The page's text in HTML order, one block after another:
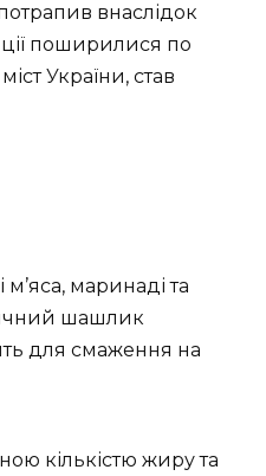
внаслідок
поширилися по
України, став
маринаді та
шашлик
для смаження на
кількістю жиру та